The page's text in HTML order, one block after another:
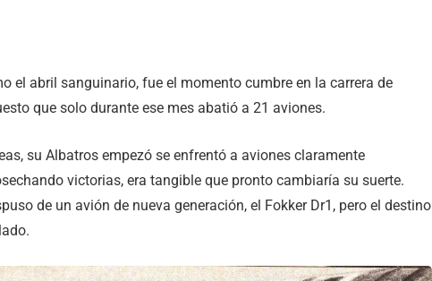
el abril sanguinario, fue el momento cumbre en la carrera de
que solo durante ese mes abatió a 21 aviones.
su Albatros empezó se enfrentó a aviones claramente
victorias, era tangible que pronto cambiaría su suerte.
de un avión de nueva generación, el Fokker Dr1, pero el destino